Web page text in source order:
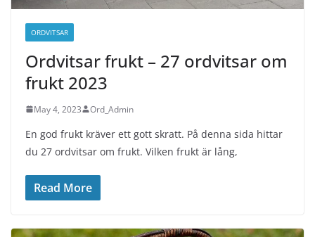
ORDVITSAR
Ordvitsar frukt – 27 ordvitsar om
frukt 2023
May 4, 2023 Ord_Admin
En god frukt kräver ett gott skratt. På denna sida hittar
du 27 ordvitsar om frukt. Vilken frukt är lång,
Read More